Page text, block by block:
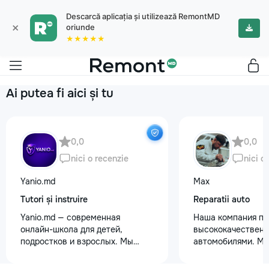
×
Descarcă aplicația și utilizează RemontMD
oriunde
★★★★★
Ai putea fi aici și tu
0,0
nici o recenzie
Yanio.md
Tutori și instruire
Yanio.md — современная
онлайн-школа для детей,
подростков и взрослых. Мы
0,0
nici o
Max
Reparatii auto
Наша компания
автомобилями.